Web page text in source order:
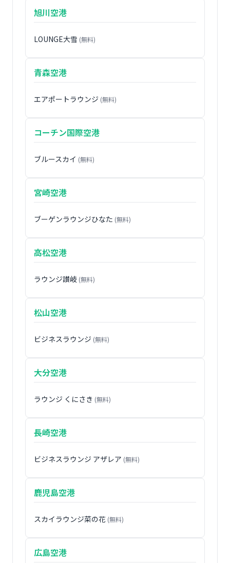
旭川空港
LOUNGE大雪 (無料)
青森空港
エアポートラウンジ (無料)
コーチン国際空港
ブルースカイ (無料)
宮崎空港
ブーゲンラウンジひなた (無料)
高松空港
ラウンジ讃岐 (無料)
松山空港
ビジネスラウンジ (無料)
大分空港
ラウンジ くにさき (無料)
長崎空港
ビジネスラウンジ アザレア (無料)
鹿児島空港
スカイラウンジ菜の花 (無料)
広島空港